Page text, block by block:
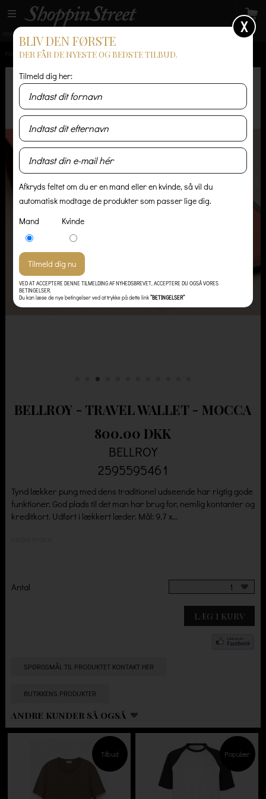
GRATIS LEVERING
FORSIDE / HERRE / ACCESSORIES / BELLROY - TRAVEL WALLET - MOCCA
BELLROY - TRAVEL WALLET - MOCCA
800.00 DKK
BELLROY
2595595461
Tynd lækker pung med dens traditionel udseende har rigtig gode
funktioner. God plads til det man har brug for, nemlig kontanter og
kreditkort. Udført i lækkert læder. Mål: 9.7 x...
Antal 1
LÆG I KURV
SPØRGSMÅL TIL PRODUKTET KONTAKT HER
BUTIKKENS PRODUKTER
ANDRE KUNDER SÅ OGSÅ
Tilbud Populær
X
BLIV DEN FØRSTE
DER FÅR DE NYESTE OG BEDSTE TILBUD.
Tilmeld dig her:
Afkryds feltet om du er en mand eller en kvinde, så vil du
automatisk modtage de produkter som passer lige dig.
Mand
Kvinde
VED AT ACCEPTERE DENNE TILMELDING AF NYHEDSBREVET, ACCEPTERE DU OGSÅ VORES
BETINGELSER.
Du kan læse de nye betingelser ved at trykke på dette link”BETINGELSER”